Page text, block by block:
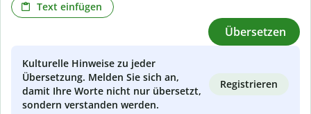
Text einfügen
Übersetzen
Kulturelle Hinweise zu jeder
Übersetzung. Melden Sie sich an,
damit Ihre Worte nicht nur übersetzt,
sondern verstanden werden.
Registrieren